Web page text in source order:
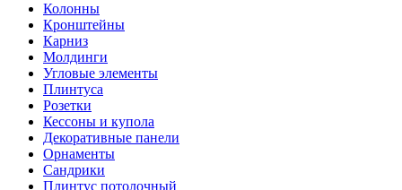
Колонны
Кронштейны
Карниз
Молдинги
Угловые элементы
Плинтуса
Розетки
Кессоны и купола
Декоративные панели
Орнаменты
Сандрики
Плинтус потолочный